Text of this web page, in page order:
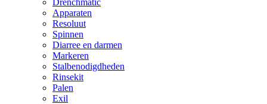
Drenchmatic
Apparaten
Resoluut
Spinnen
Diarree en darmen
Markeren
Stalbenodigdheden
Rinsekit
Palen
Exil